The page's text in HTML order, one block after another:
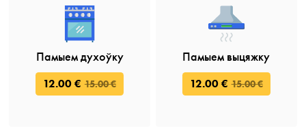
Памыем духоўку
12.00 € 15.00 €
Памыем выцяжку
12.00 € 15.00 €